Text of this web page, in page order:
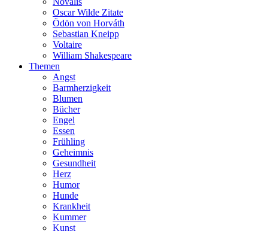
Oscar Wilde Zitate
Ödön von Horváth
Sebastian Kneipp
Voltaire
William Shakespeare
Themen
Angst
Barmherzigkeit
Blumen
Bücher
Engel
Essen
Frühling
Geheimnis
Gesundheit
Herz
Humor
Hunde
Krankheit
Kummer
Kunst